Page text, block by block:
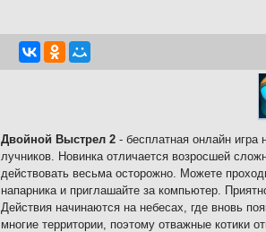
Двойной Выстрел 2 - бесплатная онлайн игра
лучников. Новинка отличается возросшей
действовать весьма осторожно. Можете
напарника и приглашайте за компьютер.
Действия начинаются на небесах, где вновь
многие территории, поэтому отважные котики